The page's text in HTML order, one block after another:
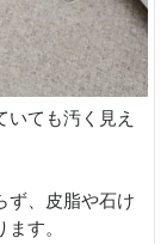
いても汚く見え
ず、皮脂や石け
す。